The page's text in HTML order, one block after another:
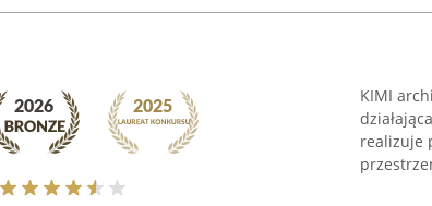
KIMI
realizuje